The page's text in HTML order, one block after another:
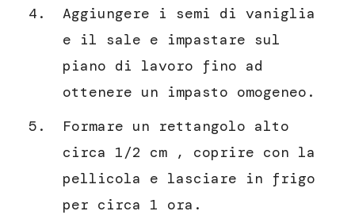
Aggiungere i semi di vaniglia
e il sale e impastare sul
piano di lavoro fino ad
ottenere un impasto omogeneo.
Formare un rettangolo alto
circa 1/2 cm , coprire con la
pellicola e lasciare in frigo
per circa 1 ora.